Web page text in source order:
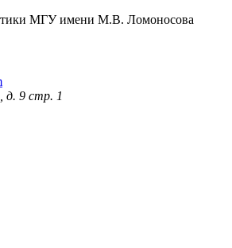
МГУ имени М.В. Ломоносова
д. 9 стр. 1